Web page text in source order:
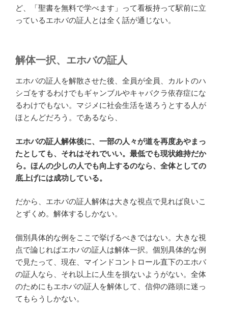
ど、「聖書を無料で学べます」って看板持って駅前に立
っているエホバの証人とは全く話が通じない。
解体一択、エホバの証人
エホバの証人を解散させた後、全員が全員、カルトのハ
シゴをするわけでもギャンブルやキャバクラ依存症にな
るわけでもない。マジメに社会生活を送ろうとする人が
ほとんどだろう。であるなら、
エホバの証人解体後に、一部の人々が道を再度あやまっ
たとしても、それはそれでいい。最低でも現状維持だか
ら。ほんの少しの人でも向上するのなら、全体としての
底上げには成功している。
だから、エホバの証人解体は大きな視点で見れば良いこ
とずくめ。解体するしかない。
個別具体的な例をここで挙げるべきではない。大きな視
点で論じればエホバの証人は解体一択。個別具体的な例
で見たって、現在、マインドコントロール直下のエホバ
の証人なら、それ以上に人生を損ないようがない。全体
のためにもエホバの証人を解体して、信仰の路頭に迷っ
てもらうしかない。